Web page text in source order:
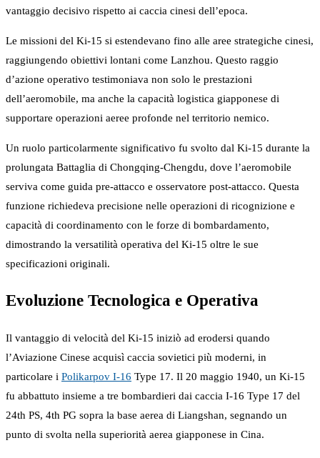
vantaggio decisivo rispetto ai caccia cinesi dell’epoca.
Le missioni del Ki-15 si estendevano fino alle aree strategiche cinesi,
raggiungendo obiettivi lontani come Lanzhou. Questo raggio
d’azione operativo testimoniava non solo le prestazioni
dell’aeromobile, ma anche la capacità logistica giapponese di
supportare operazioni aeree profonde nel territorio nemico.
Un ruolo particolarmente significativo fu svolto dal Ki-15 durante la
prolungata Battaglia di Chongqing-Chengdu, dove l’aeromobile
serviva come guida pre-attacco e osservatore post-attacco. Questa
funzione richiedeva precisione nelle operazioni di ricognizione e
capacità di coordinamento con le forze di bombardamento,
dimostrando la versatilità operativa del Ki-15 oltre le sue
specificazioni originali.
Evoluzione Tecnologica e Operativa
Il vantaggio di velocità del Ki-15 iniziò ad erodersi quando
l’Aviazione Cinese acquisì caccia sovietici più moderni, in
particolare i Polikarpov I-16 Type 17. Il 20 maggio 1940, un Ki-15
fu abbattuto insieme a tre bombardieri dai caccia I-16 Type 17 del
24th PS, 4th PG sopra la base aerea di Liangshan, segnando un
punto di svolta nella superiorità aerea giapponese in Cina.